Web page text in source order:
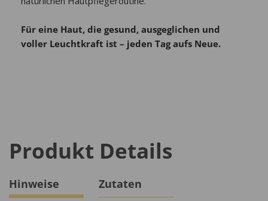
Für eine Haut, die gesund, ausgeglichen und
voller Leuchtkraft ist – jeden Tag aufs Neue.
Produkt Details
Hinweise
Zutaten